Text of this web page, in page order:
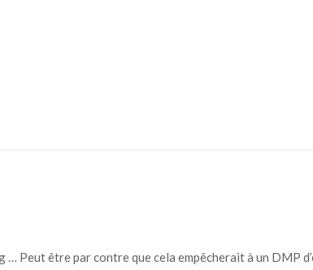
Peut être par contre que cela empêcherait à un DMP